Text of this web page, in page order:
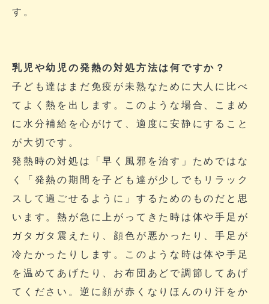
す。
乳児や幼児の発熱の対処方法は何ですか？
子ども達はまだ免疫が未熟なために大人に比べ
てよく熱を出します。このような場合、こまめ
に水分補給を心がけて、適度に安静にすること
が大切です。
発熱時の対処は「早く風邪を治す」ためではな
く「発熱の期間を子ども達が少しでもリラック
スして過ごせるように」するためのものだと思
います。熱が急に上がってきた時は体や手足が
ガタガタ震えたり、顔色が悪かったり、手足が
冷たかったりします。このような時は体や手足
を温めてあげたり、お布団あどで調節してあげ
てください。逆に顔が赤くなりほんのり汗をか